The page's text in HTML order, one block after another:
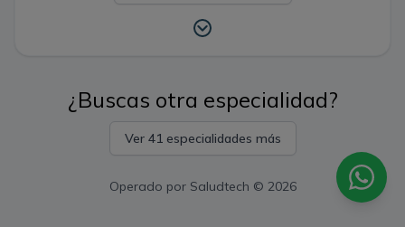
¿Buscas otra especialidad?
Ver 41 especialidades más
Operado por Saludtech © 2026